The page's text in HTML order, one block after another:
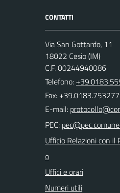
CONTATTI
Via San Gottardo, 11
18022 Cesio (IM)
C.F. 00244940086
Telefono:
Fax: +39.0183.753277
E-mail:
PEC:
Ufficio Relazioni con il
o
Uffici e orari
Numeri utili